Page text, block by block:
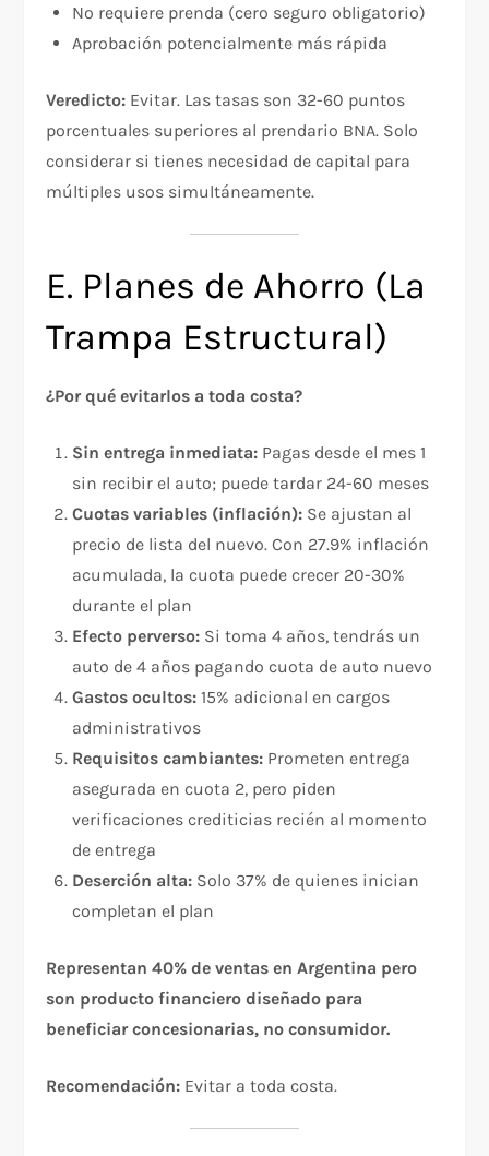
No requiere prenda (cero seguro obligatorio)
Aprobación potencialmente más rápida
Veredicto: Evitar. Las tasas son 32-60 puntos
porcentuales superiores al prendario BNA. Solo
considerar si tienes necesidad de capital para
múltiples usos simultáneamente.
E. Planes de Ahorro (La
Trampa Estructural)
¿Por qué evitarlos a toda costa?
Sin entrega inmediata: Pagas desde el mes 1
sin recibir el auto; puede tardar 24-60 meses
Cuotas variables (inflación): Se ajustan al
precio de lista del nuevo. Con 27.9% inflación
acumulada, la cuota puede crecer 20-30%
durante el plan
Efecto perverso: Si toma 4 años, tendrás un
auto de 4 años pagando cuota de auto nuevo
Gastos ocultos: 15% adicional en cargos
administrativos
Requisitos cambiantes: Prometen entrega
asegurada en cuota 2, pero piden
verificaciones crediticias recién al momento
de entrega
Deserción alta: Solo 37% de quienes inician
completan el plan
Representan 40% de ventas en Argentina pero
son producto financiero diseñado para
beneficiar concesionarias, no consumidor.
Recomendación: Evitar a toda costa.